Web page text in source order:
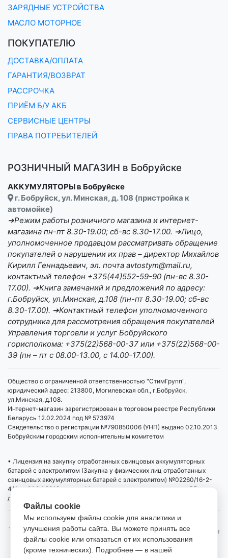
ЗАРЯДНЫЕ УСТРОЙСТВА
МАСЛО МОТОРНОЕ
ПОКУПАТЕЛЮ
ДОСТАВКА/ОПЛАТА
ГАРАНТИЯ/ВОЗВРАТ
РАССРОЧКА
ПРИЁМ Б/У АКБ
СЕРВИСНЫЕ ЦЕНТРЫ
ПРАВА ПОТРЕБИТЕЛЕЙ
РОЗНИЧНЫЙ МАГАЗИН в Бобруйске
АККУМУЛЯТОРЫ в Бобруйске
г. Бобруйск, ул. Минская, д. 108 (пристройка к
автомойке)
➔Режим работы розничного магазина и интернет-
магазина пн-пт 8.30-19.00; сб-вс 8.30-17.00. ➔Лицо,
уполномоченное продавцом рассматривать обращение
покупателей о нарушении их прав – директор Михайлов
Кирилл Геннадьевич, эл. почта avtostym@mail.ru,
контактный телефон +375(44)552-59-90 (пн-вс 8.30-
17.00). ➔Книга замечаний и предложений по адресу:
г.Бобруйск, ул.Минская, д.108 (пн-пт 8.30-19.00; сб-вс
8.30-17.00). ➔Контактный телефон уполномоченного
сотрудника для рассмотрения обращения покупателей
Управления торговли и услуг Бобруйского
горисполкома: +375(22)568-00-37 или +375(22)568-00-
39 (пн – пт с 08.00-13.00, с 14.00-17.00).
Общество с ограниченной ответственностью "СтимГрупп",
юридический адрес: 213800, Могилевская обл., г.Бобруйск,
ул.Минская, д.108.
Интернет-магазин зарегистрирован в торговом реестре Республики
Беларусь 12.02.2024 под № 573974
Свидетельство о регистрации №790850006 (УНП) выдано 02.10.2013
Бобруйским городским исполнительным комитетом
• Лицензия на закупку отработанных свинцовых аккумуляторных
батарей с электролитом (Закупка у физических лиц отработанных
свинцовых аккумуляторных батарей с электролитом) №02260/16-2-
4/4 от 01.04.2019 выдана Министерством промышленности РБ,
действует бессрочно
Файлы cookie
Мы используем файлы cookie для аналитики и
улучшения работы сайта. Вы можете принять все
файлы cookie или отказаться от их использования
(кроме технических). Подробнее — в нашей